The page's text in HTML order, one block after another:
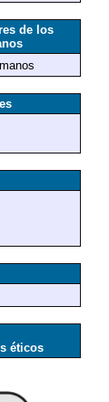
de los
éticos